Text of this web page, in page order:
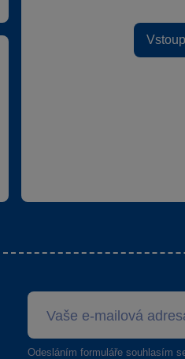
Odesláním formuláře souhlasím